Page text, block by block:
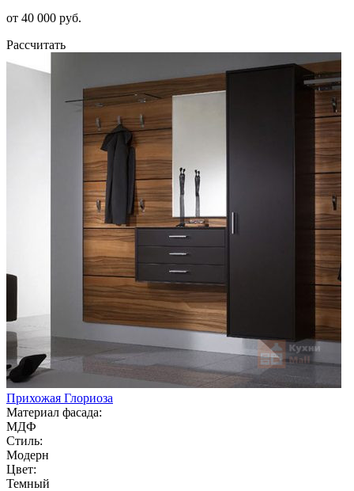
от 40 000 руб.
Рассчитать
Прихожая Глориоза
Материал фасада:
МДФ
Стиль:
Модерн
Цвет:
Темный